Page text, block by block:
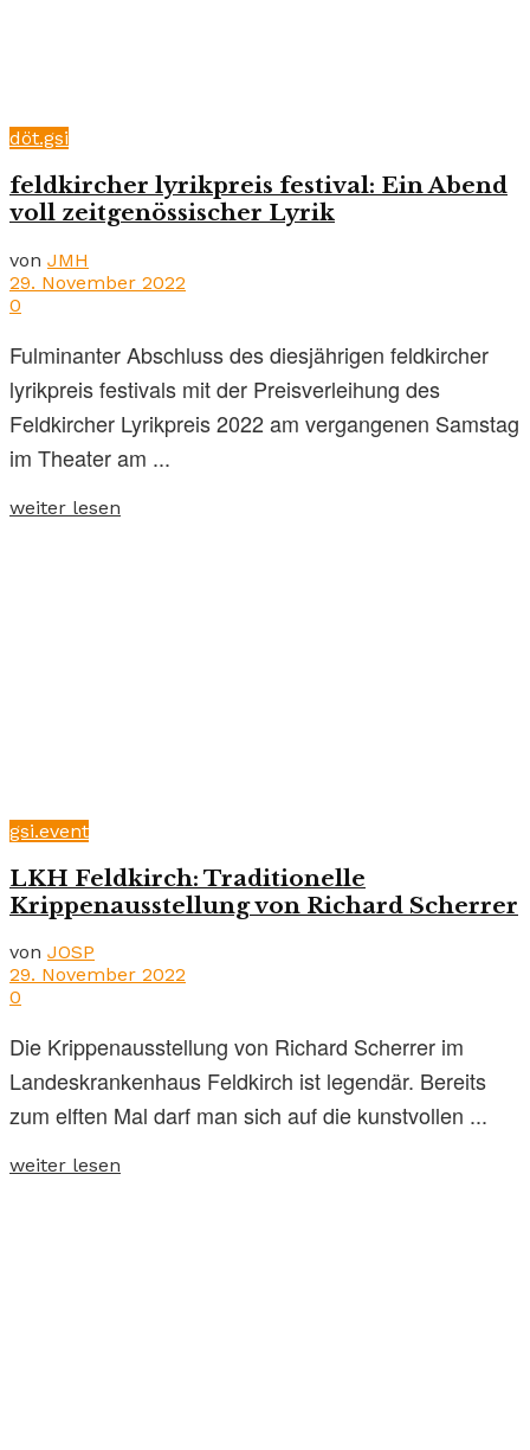
döt.gsi
feldkircher lyrikpreis festival: Ein Abend
voll zeitgenössischer Lyrik
von JMH
29. November 2022
0
Fulminanter Abschluss des diesjährigen feldkircher
lyrikpreis festivals mit der Preisverleihung des
Feldkircher Lyrikpreis 2022 am vergangenen Samstag
im Theater am ...
weiter lesen
gsi.event
LKH Feldkirch: Traditionelle
Krippenausstellung von Richard Scherrer
von JOSP
29. November 2022
0
Die Krippenausstellung von Richard Scherrer im
Landeskrankenhaus Feldkirch ist legendär. Bereits
zum elften Mal darf man sich auf die kunstvollen ...
weiter lesen